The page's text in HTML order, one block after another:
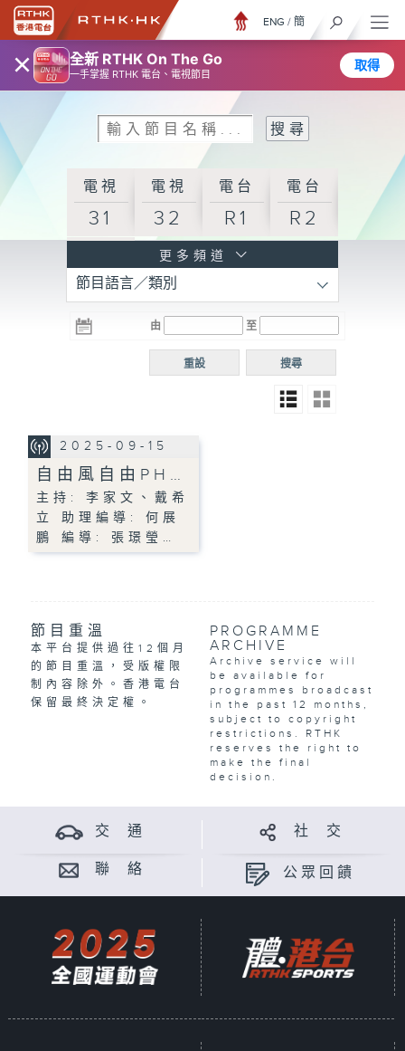
× 全新 RTHK On The Go
一手掌握 RTHK 電台、電視節目
取得
ENG / 簡
電視
31
電視
32
電台
R1
電台
R2
R3
電台 電台
R5
電台
普通
更多頻道
節目語言／類別
由 至
搜尋
重設
2025-09-15
自由風自由PH…
主持: 李家文、戴希
立 助理編導: 何展
鵬 編導: 張璟瑩…
節目重溫
本平台提供過往12個月
的節目重溫，受版權限
制內容除外。香港電台
保留最終決定權。
PROGRAMME
ARCHIVE
Archive service will
be available for
programmes broadcast
in the past 12 months,
subject to copyright
restrictions. RTHK
reserves the right to
make the final
decision.
交 通 社 交
聯 絡 公眾回饋